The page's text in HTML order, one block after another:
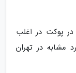
پوکت در اغلب
از موارد مشابه در تهران